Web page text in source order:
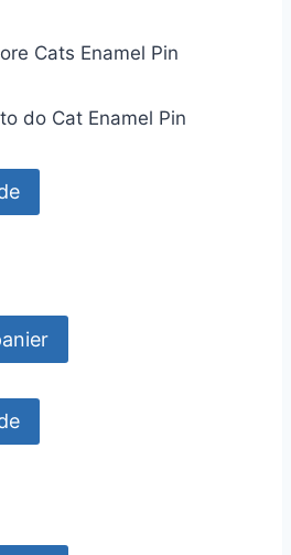
Cats Enamel Pin
do Cat Enamel Pin